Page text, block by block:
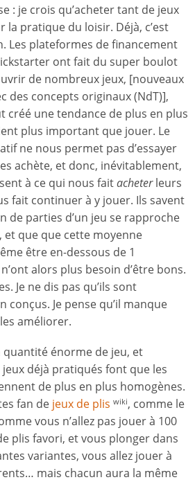
: je crois qu’acheter tant de jeux
la pratique du loisir. Déjà, c’est
Les plateformes de financement
ont fait du super boulot
de nombreux jeux, [nouveaux
des concepts originaux (NdT)],
créé une tendance de plus en plus
plus important que jouer. Le
ne nous permet pas d’essayer
achète, et donc, inévitablement,
à ce qui nous faitacheterleurs
fait continuer à y jouer. Ils savent
de parties d’un jeu se rapproche
et que que cette moyenne
être en-dessous de 1
alors plus besoin d’être bons.
Je ne dis pas qu’ils sont
Je pense qu’il manque
améliorer.
quantité énorme de jeu, et
déjà pratiqués font que les
de plus en plus homogènes.
fan de jeux de plis wiki, comme le
vous n’allez pas jouer à 100
plis favori, et vous plonger dans
variantes, vous allez jouer à
mais chacun aura la même